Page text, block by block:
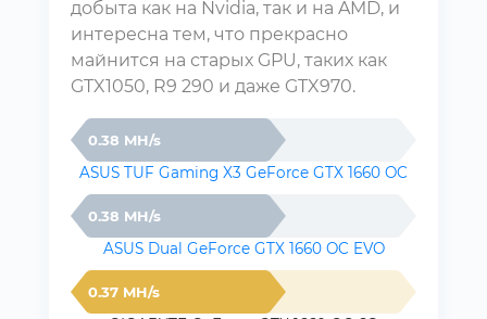
добыта как на Nvidia, так и на AMD, и
интересна тем, что прекрасно
майнится на старых GPU, таких как
GTX1050, R9 290 и даже GTX970.
0.38 MH/s
ASUS TUF Gaming X3 GeForce GTX 1660 OC
0.38 MH/s
ASUS Dual GeForce GTX 1660 OC EVO
0.37 MH/s